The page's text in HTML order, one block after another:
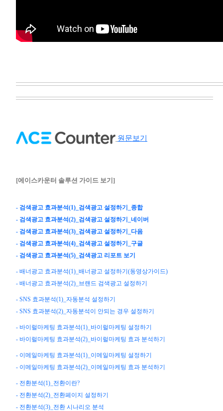
원문보기
[에이스카운터 솔루션 가이드 보기]
- 검색광고 효과분석(1)_검색광고 설정하기_종합
- 검색광고 효과분석(2)_검색광고 설정하기_네이버
- 검색광고 효과분석(3)_검색광고 설정하기_다음
- 검색광고 효과분석(4)_검색광고 설정하기_구글
- 검색광고 효과분석(5)_검색광고 리포트 보기
- 배너광고 효과분석(1)_배너광고 설정하기(동영상가이드)
- 배너광고 효과분석(2)_브랜드 검색광고 설정하기
- SNS 효과분석(1)_자동분석 설정하기
- SNS 효과분석(2)_자동분석이 안되는 경우 설정하기
- 바이럴마케팅 효과분석(1)_바이럴마케팅 설정하기
- 바이럴마케팅 효과분석(2)_바이럴마케팅 효과 분석하기
- 이메일마케팅 효과분석(1)_이메일마케팅 설정하기
- 이메일마케팅 효과분석(2)_이메일마케팅 효과 분석하기
- 전환분석(1)_전환이란?
- 전환분석(2)_전환페이지 설정하기
- 전환분석(3)_전환 시나리오 분석